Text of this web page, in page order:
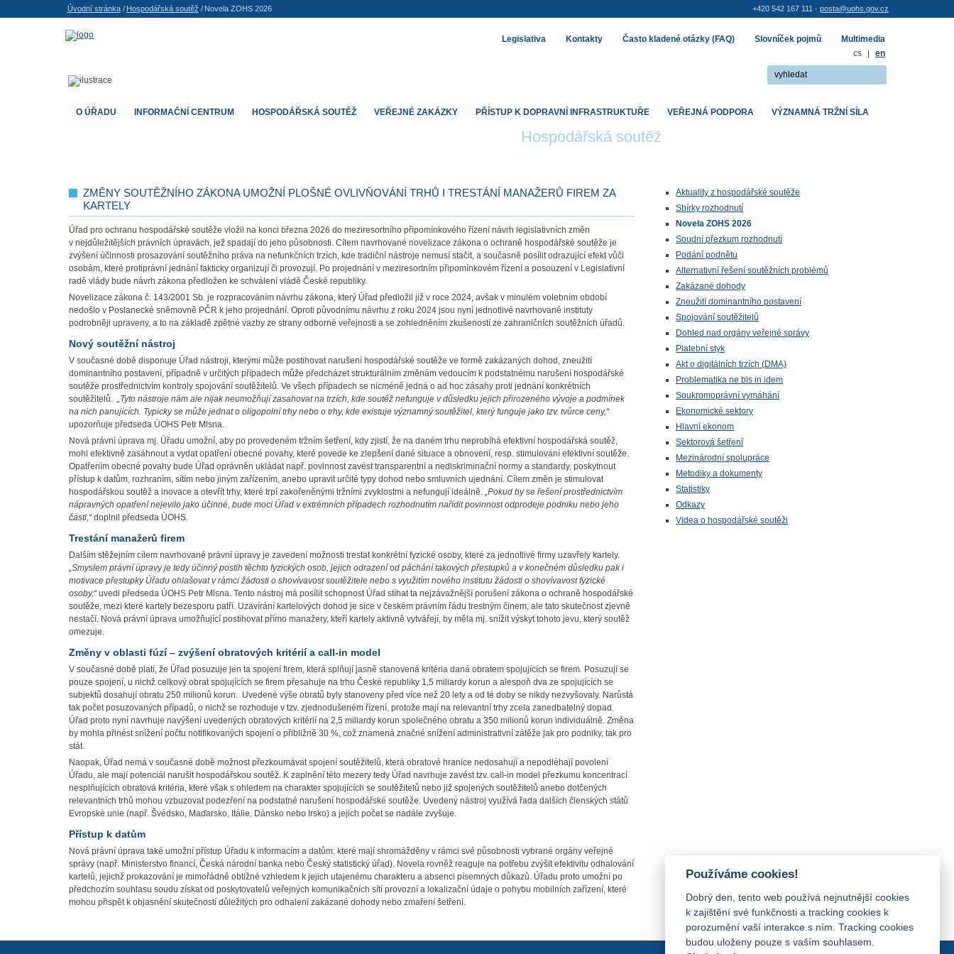
Hospodářská soutěž
ZMĚNY SOUTĚŽNÍHO ZÁKONA UMOŽNÍ PLOŠNÉ OVLIVŇOVÁNÍ TRHŮ I TRESTÁNÍ MANAŽERŮ FIREM ZA
KARTELY
Úřad pro ochranu hospodářské soutěže vložil na konci března 2026 do meziresortního připomínkového řízení návrh legislativních změn
v nejdůležitějších právních úpravách, jež spadají do jeho působnosti. Cílem navrhované novelizace zákona o ochraně hospodářské soutěže je
zvýšení účinnosti prosazování soutěžního práva na nefunkčních trzích, kde tradiční nástroje nemusí stačit, a současně posílit odrazující efekt vůči
osobám, které protiprávní jednání fakticky organizují či provozují. Po projednání v meziresortním připomínkovém řízení a posouzení v Legislativní
radě vlády bude návrh zákona předložen ke schválení vládě České republiky.
Novelizace zákona č. 143/2001 Sb. je rozpracováním návrhu zákona, který Úřad předložil již v roce 2024, avšak v minulém volebním období
nedošlo v Poslanecké sněmovně PČR k jeho projednání. Oproti původnímu návrhu z roku 2024 jsou nyní jednotlivé navrhované instituty
podrobněji upraveny, a to na základě zpětné vazby ze strany odborné veřejnosti a se zohledněním zkušeností ze zahraničních soutěžních úřadů.
Nový soutěžní nástroj
V současné době disponuje Úřad nástroji, kterými může postihovat narušení hospodářské soutěže ve formě zakázaných dohod, zneužití
dominantního postavení, případně v určitých případech může předcházet strukturálním změnám vedoucím k podstatnému narušení hospodářské
soutěže prostřednictvím kontroly spojování soutěžitelů. Ve všech případech se nicméně jedná o ad hoc zásahy proti jednání konkrétních
soutěžitelů. „Tyto nástroje nám ale nijak neumožňují zasahovat na trzích, kde soutěž nefunguje v důsledku jejich přirozeného vývoje a podmínek
na nich panujících. Typicky se může jednat o oligopolní trhy nebo o trhy, kde existuje významný soutěžitel, který funguje jako tzv. tvůrce ceny,“
upozorňuje předseda ÚOHS Petr Mlsna.
Nová právní úprava mj. Úřadu umožní, aby po provedeném tržním šetření, kdy zjistí, že na daném trhu neprobíhá efektivní hospodářská soutěž,
mohl efektivně zasáhnout a vydat opatření obecné povahy, které povede ke zlepšení dané situace a obnovení, resp. stimulování efektivní soutěže.
Opatřením obecné povahy bude Úřad oprávněn ukládat např. povinnost zavést transparentní a nediskriminační normy a standardy, poskytnout
přístup k datům, rozhraním, sítím nebo jiným zařízením, anebo upravit určité typy dohod nebo smluvních ujednání. Cílem změn je stimulovat
hospodářskou soutěž a inovace a otevřít trhy, které trpí zakořeněnými tržními zvyklostmi a nefungují ideálně. „Pokud by se řešení prostřednictvím
nápravných opatření nejevilo jako účinné, bude moci Úřad v extrémních případech rozhodnutím nařídit povinnost odprodeje podniku nebo jeho
části,“doplnil předseda ÚOHS.
Trestání manažerů firem
Dalším stěžejním cílem navrhované právní úpravy je zavedení možnosti trestat konkrétní fyzické osoby, které za jednotlivé firmy uzavřely kartely.
„Smyslem právní úpravy je tedy účinný postih těchto fyzických osob, jejich odrazení od páchání takových přestupků a v konečném důsledku pak i
motivace přestupky Úřadu ohlašovat v rámci žádosti o shovívavost soutěžitele nebo s využitím nového institutu žádosti o shovívavost fyzické
osoby,“uvedl předseda ÚOHS Petr Mlsna. Tento nástroj má posílit schopnost Úřad stíhat ta nejzávažnější porušení zákona o ochraně hospodářské
soutěže, mezi které kartely bezesporu patří. Uzavírání kartelových dohod je sice v českém právním řádu trestným činem, ale tato skutečnost zjevně
nestačí. Nová právní úprava umožňující postihovat přímo manažery, kteří kartely aktivně vytvářejí, by měla mj. snížit výskyt tohoto jevu, který soutěž
omezuje.
Změny v oblasti fúzí – zvýšení obratových kritérií a call-in model
V současné době platí, že Úřad posuzuje jen ta spojení firem, která splňují jasně stanovená kritéria daná obratem spojujících se firem. Posuzují se
pouze spojení, u nichž celkový obrat spojujících se firem přesahuje na trhu České republiky 1,5 miliardy korun a alespoň dva ze spojujících se
subjektů dosahují obratu 250 milionů korun. Uvedené výše obratů byly stanoveny před více než 20 lety a od té doby se nikdy nezvyšovaly. Narůstá
tak počet posuzovaných případů, o nichž se rozhoduje v tzv. zjednodušeném řízení, protože mají na relevantní trhy zcela zanedbatelný dopad.
Úřad proto nyní navrhuje navýšení uvedených obratových kritérií na 2,5 miliardy korun společného obratu a 350 milionů korun individuálně. Změna
by mohla přinést snížení počtu notifikovaných spojení o přibližně 30 %, což znamená značné snížení administrativní zátěže jak pro podniky, tak pro
stát.
Naopak, Úřad nemá v současné době možnost přezkoumávat spojení soutěžitelů, která obratové hranice nedosahují a nepodléhají povolení
Úřadu, ale mají potenciál narušit hospodářskou soutěž. K zaplnění této mezery tedy Úřad navrhuje zavést tzv. call-in model přezkumu koncentrací
nesplňujících obratová kritéria, které však s ohledem na charakter spojujících se soutěžitelů nebo již spojených soutěžitelů anebo dotčených
relevantních trhů mohou vzbuzovat podezření na podstatné narušení hospodářské soutěže. Uvedený nástroj využívá řada dalších členských států
Evropské unie (např. Švédsko, Maďarsko, Itálie, Dánsko nebo Irsko) a jejich počet se nadále zvyšuje.
Přístup k datům
Nová právní úprava také umožní přístup Úřadu k informacím a datům, které mají shromážděny v rámci své působnosti vybrané orgány veřejné
správy (např. Ministerstvo financí, Česká národní banka nebo Český statistický úřad). Novela rovněž reaguje na potřebu zvýšit efektivitu odhalování
kartelů, jejichž prokazování je mimořádně obtížné vzhledem k jejich utajenému charakteru a absenci písemných důkazů. Úřadu proto umožní po
předchozím souhlasu soudu získat od poskytovatelů veřejných komunikačních sítí provozní a lokalizační údaje o pohybu mobilních zařízení, které
mohou přispět k objasnění skutečností důležitých pro odhalení zakázané dohody nebo zmaření šetření.
Aktuality z hospodářské soutěže
Sbírky rozhodnutí
Novela ZOHS 2026
Soudní přezkum rozhodnutí
Podání podnětu
Alternativní řešení soutěžních problémů
Zakázané dohody
Zneužití dominantního postavení
Spojování soutěžitelů
Dohled nad orgány veřejné správy
Platební styk
Akt o digitálních trzích (DMA)
Problematika ne bis in idem
Soukromoprávní vymáhání
Ekonomické sektory
Hlavní ekonom
Sektorová šetření
Mezinárodní spolupráce
Metodiky a dokumenty
Statistiky
Odkazy
Videa o hospodářské soutěži
O ÚŘADU INFORMAČNÍ CENTRUM HOSPODÁŘSKÁ SOUTĚŽ VEŘEJNÉ ZAKÁZKY PŘÍSTUP K DOPRAVNÍ INFRASTRUKTUŘE VEŘEJNÁ PODPORA VÝZNAMNÁ TRŽNÍ SÍLA
Legislativa Kontakty Často kladené otázky (FAQ) Slovníček pojmů
Multimedia
cs
| en
Úvodní stránka/ Hospodářská soutěž / Novela ZOHS 2026 +420 542 167 111 · posta@uohs.gov.cz
Používáme cookies!
Dobrý den, tento web používá nejnutnější cookies
k zajištění své funkčnosti a tracking cookies k
porozumění vaší interakce s ním. Tracking cookies
budou uloženy pouze s vaším souhlasem.